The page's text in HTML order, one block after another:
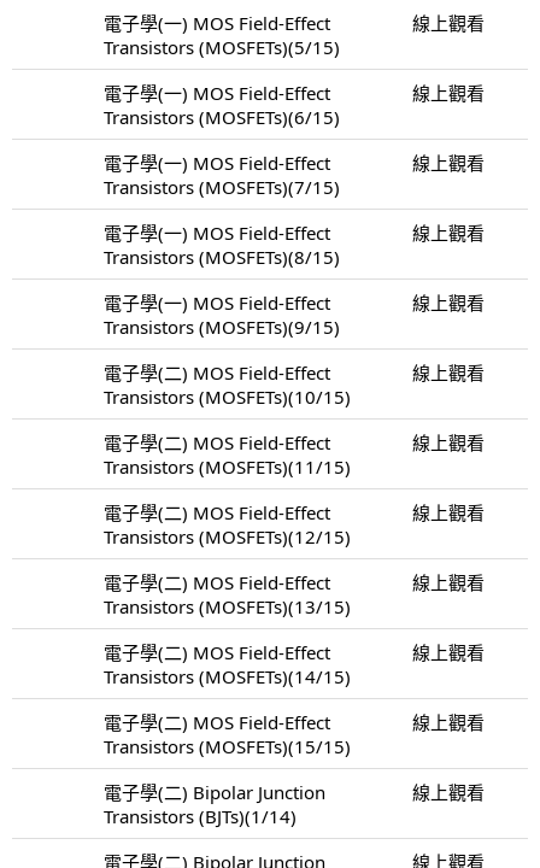
電子學(一) MOS Field-Effect
Transistors (MOSFETs)(5/15)
線上觀看
電子學(一) MOS Field-Effect
Transistors (MOSFETs)(6/15)
線上觀看
電子學(一) MOS Field-Effect
Transistors (MOSFETs)(7/15)
線上觀看
電子學(一) MOS Field-Effect
Transistors (MOSFETs)(8/15)
線上觀看
電子學(一) MOS Field-Effect
Transistors (MOSFETs)(9/15)
線上觀看
電子學(二) MOS Field-Effect
Transistors (MOSFETs)(10/15)
線上觀看
電子學(二) MOS Field-Effect
Transistors (MOSFETs)(11/15)
線上觀看
電子學(二) MOS Field-Effect
Transistors (MOSFETs)(12/15)
線上觀看
電子學(二) MOS Field-Effect
Transistors (MOSFETs)(13/15)
線上觀看
電子學(二) MOS Field-Effect
Transistors (MOSFETs)(14/15)
線上觀看
電子學(二) MOS Field-Effect
Transistors (MOSFETs)(15/15)
線上觀看
電子學(二) Bipolar Junction
Transistors (BJTs)(1/14)
線上觀看
電子學(二) Bipolar Junction
線上觀看